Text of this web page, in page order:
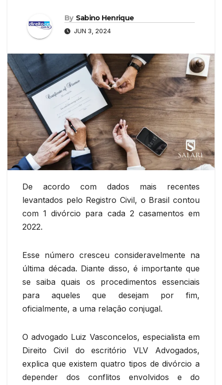
By Sabino Henrique
JUN 3, 2024
De acordo com dados mais recentes
levantados pelo Registro Civil, o Brasil contou
com 1 divórcio para cada 2 casamentos em
2022.
Esse número cresceu consideravelmente na
última década. Diante disso, é importante que
se saiba quais os procedimentos essenciais
para aqueles que desejam por fim,
oficialmente, a uma relação conjugal.
O advogado Luiz Vasconcelos, especialista em
Direito Civil do escritório VLV Advogados,
explica que existem quatro tipos de divórcio a
depender dos conflitos envolvidos e do